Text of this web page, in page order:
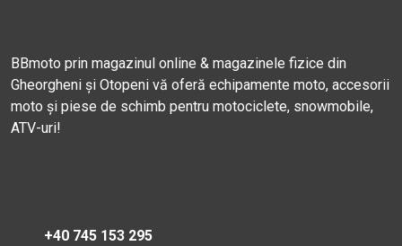
BBmoto prin magazinul online & magazinele fizice din
Gheorgheni și Otopeni vă oferă echipamente moto, accesorii
moto și piese de schimb pentru motociclete, snowmobile,
ATV-uri!
+40 745 153 295